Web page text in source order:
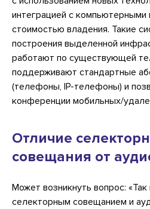
интеграцией с компьютерными
стоимостью владения. Такие
построения выделенной
работают по существующей
поддерживают стандартные
(телефоны, IP-телефоны) и
конференции мобильных/
Отличие
совещания от
Может возникнуть вопрос:
селекторным совещанием и